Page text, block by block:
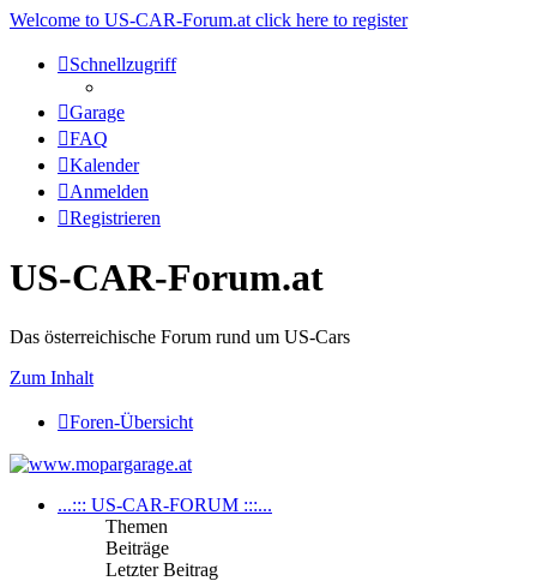
Welcome to US-CAR-Forum.at click here to register
Schnellzugriff
Garage
FAQ
Kalender
Anmelden
Registrieren
US-CAR-Forum.at
Das österreichische Forum rund um US-Cars
Zum Inhalt
Foren-Übersicht
...::: US-CAR-FORUM :::...
Themen
Beiträge
Letzter Beitrag